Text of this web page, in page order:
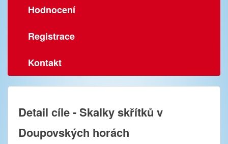
Hodnocení
Registrace
Kontakt
Detail cíle - Skalky skřítků v
Doupovských horách